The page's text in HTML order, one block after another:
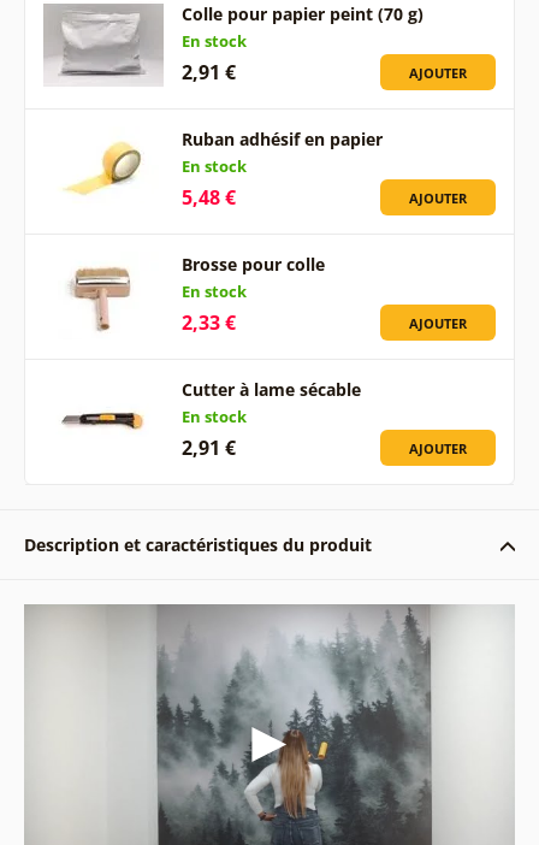
Colle pour papier peint (70 g)
En stock
2,91 € AJOUTER
Ruban adhésif en papier
En stock
5,48 € AJOUTER
Brosse pour colle
En stock
2,33 € AJOUTER
Cutter à lame sécable
En stock
2,91 € AJOUTER
Description et caractéristiques du produit